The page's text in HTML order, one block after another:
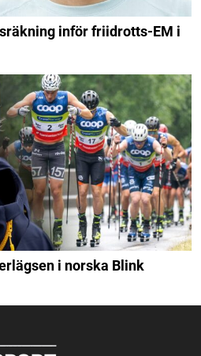
inför friidrotts-EM i
i norska Blink